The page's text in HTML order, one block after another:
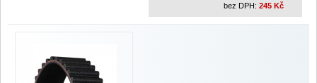
bez DPH: 245 Kč